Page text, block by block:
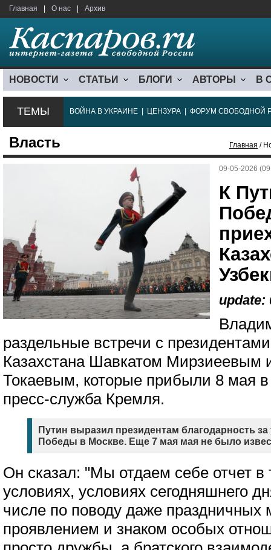
Главная О нас Архив
НОВОСТИ СТАТЬИ БЛОГИ АВТОРЫ В
ТЕМЫ ВОЙНА В УКРАИНЕ ЦЕНЗУРА ФОРУМ СВОБОДНОЙ
Власть Главная /
09-05-2026
К
update:
раздельные встречи с
Казахстана Шавкатом
Токаевым, которые прибыли 8 мая
пресс-служба Кремля.
Путин выразил президентам благодарность
Победы в Москве. Еще 7 мая мая не было
Он сказал: "Мы отдаем себе отчет
условиях, условиях сегодняшнего
числе по поводу даже праздничных
проявлением и знаком особых